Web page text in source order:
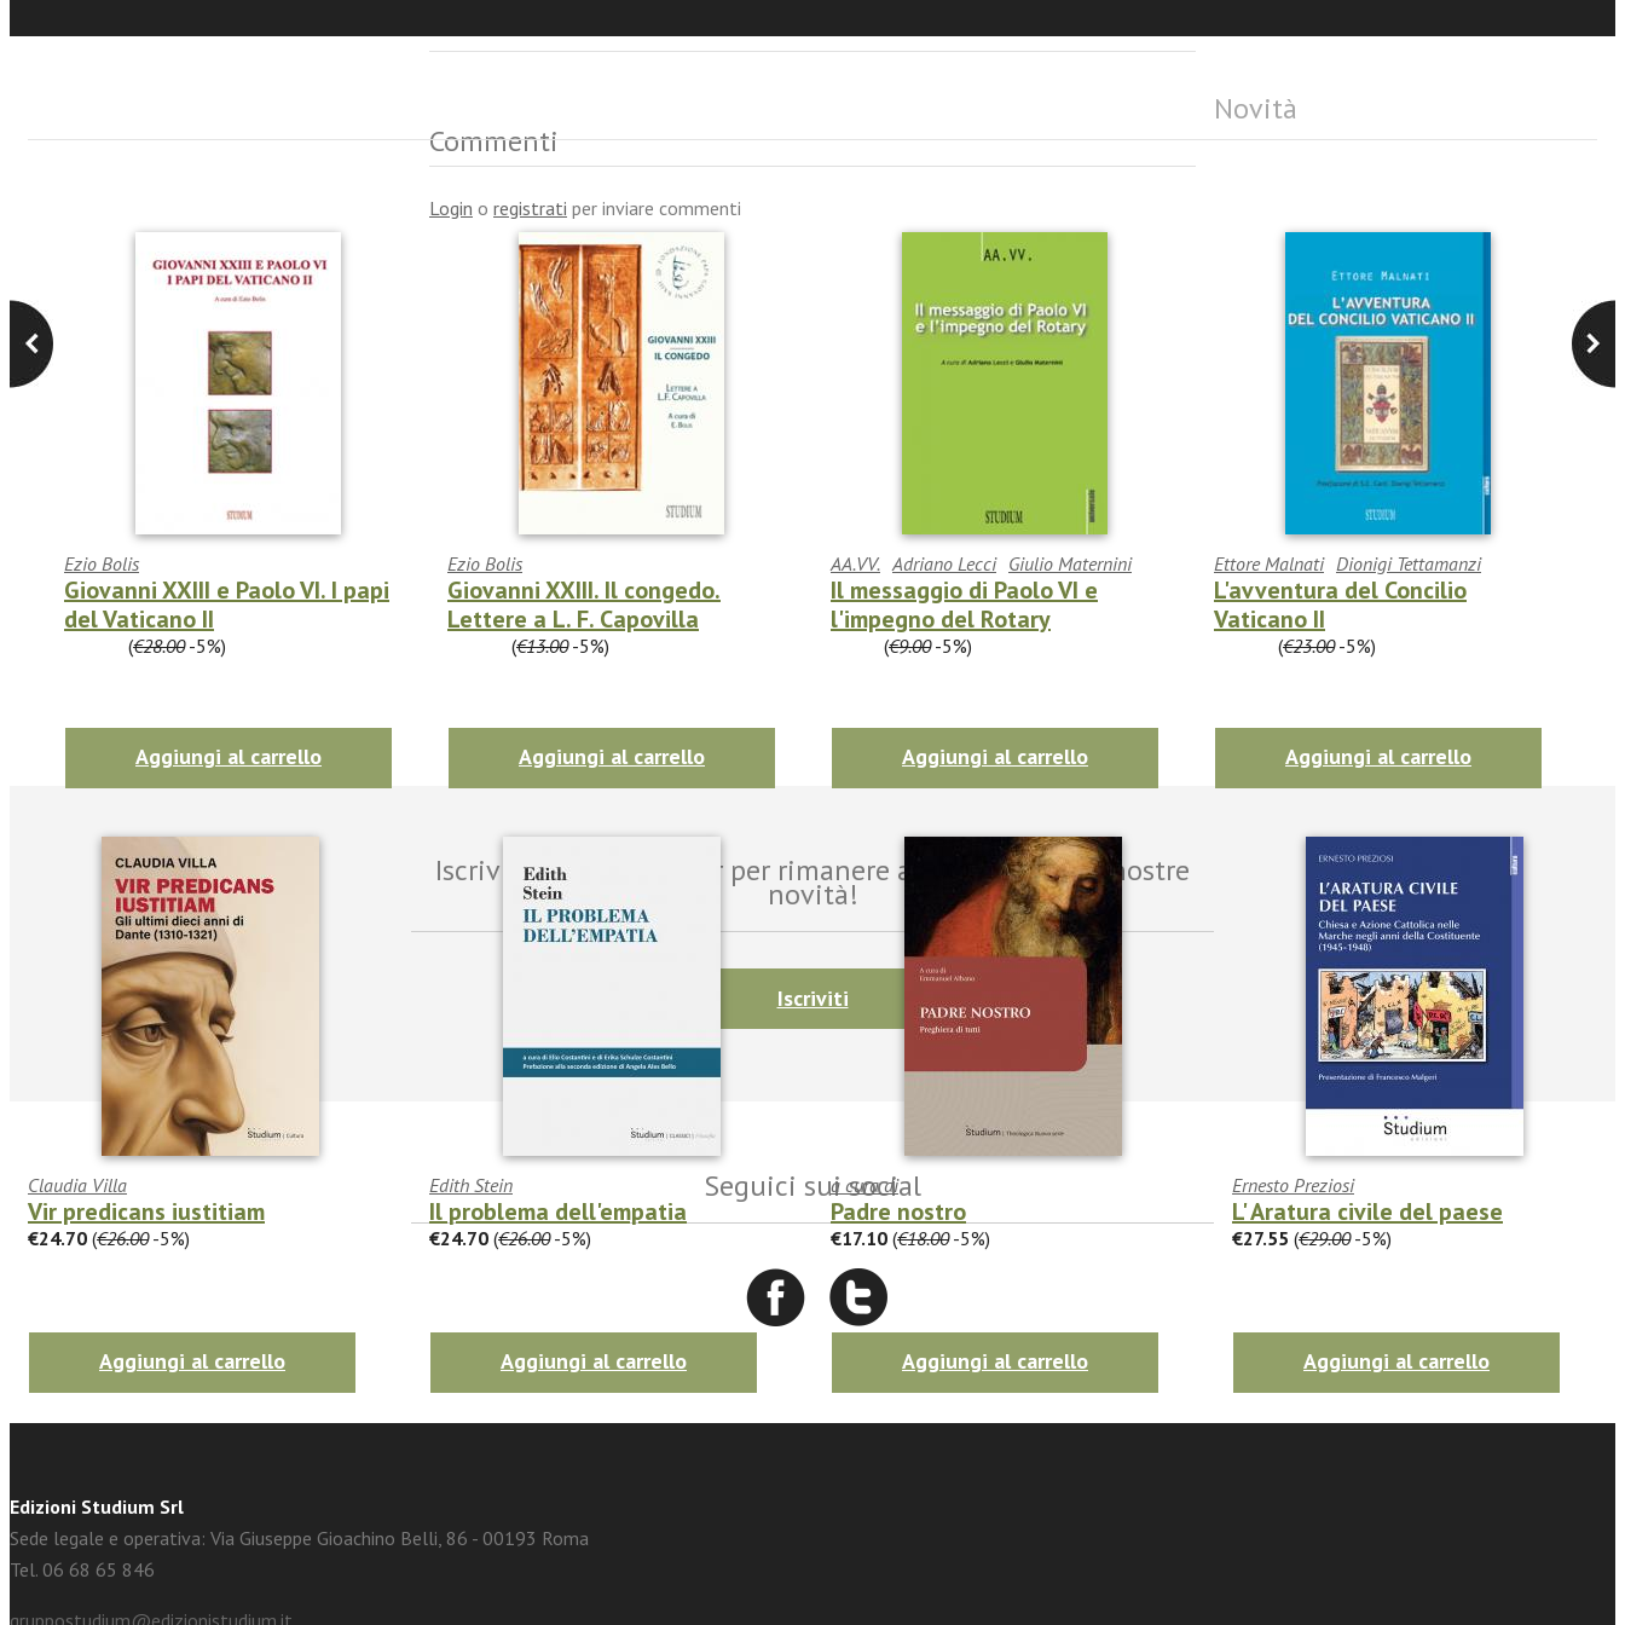
Commenti
Login o registrati per inviare commenti
Ezio Bolis
Giovanni XXIII e Paolo VI. I papi
del Vaticano II
(€28.00-5%)
Aggiungi al carrello
Ezio Bolis
Giovanni XXIII. Il congedo.
Lettere a L. F. Capovilla
(€13.00-5%)
Aggiungi al carrello
AA.VV. Adriano Lecci Giulio Maternini
Il messaggio di Paolo VI e
l'impegno del Rotary
(€9.00-5%)
Aggiungi al carrello
Ettore Malnati Dionigi Tettamanzi
L'avventura del Concilio
Vaticano II
(€23.00-5%)
Aggiungi al carrello
Novità
Claudia Villa
Vir predicans iustitiam
€24.70 (€26.00-5%)
Aggiungi al carrello
Edith Stein
Il problema dell'empatia
€24.70 (€26.00-5%)
Aggiungi al carrello
a cura di
Padre nostro
€17.10 (€18.00-5%)
Aggiungi al carrello
Ernesto Preziosi
L' Aratura civile del paese
€27.55 (€29.00-5%)
Aggiungi al carrello
Iscriviti alla newsletter per rimanere aggiornato sulle nostre
novità!
Iscriviti
Seguici sui social
Edizioni Studium Srl
Sede legale e operativa: Via Giuseppe Gioachino Belli, 86 - 00193 Roma
Tel. 06 68 65 846
gruppostudium@edizionistudium.it